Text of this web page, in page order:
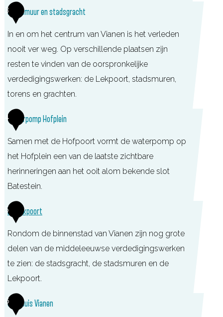
k
M
u
s
e
u
m
V
i
a
n
e
r
o
t
e
K
e
k
n
3Stadsmuur en stadsgracht
In en om het centrum van Vianen is het verleden
nooit ver weg. Op verschillende plaatsen zijn
resten te vinden van de oorspronkelijke
verdedigingswerken: de Lekpoort, stadsmuren,
torens en grachten.
4Waterpomp Hofplein
Samen met de Hofpoort vormt de waterpomp op
het Hofplein een van de laatste zichtbare
herinneringen aan het ooit alom bekende slot
Batestein.
5De Lekpoort
Rondom de binnenstad van Vianen zijn nog grote
delen van de middeleeuwse verdedigingswerken
te zien: de stadsgracht, de stadsmuren en de
Lekpoort.
D
e
6Stadhuis Vianen